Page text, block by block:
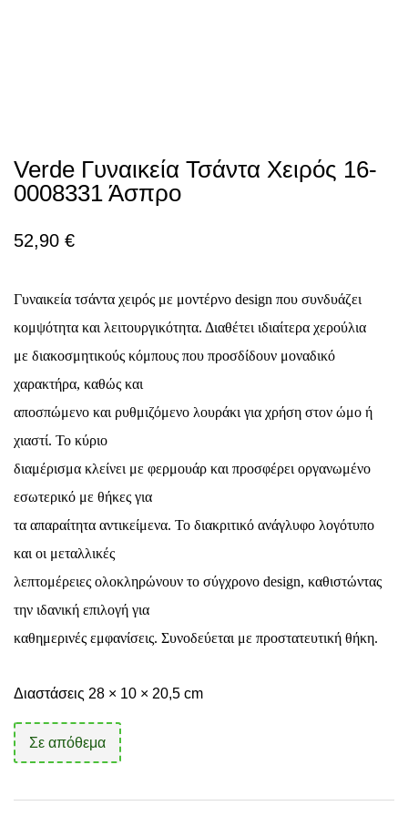
Verde Γυναικεία Τσάντα Χειρός 16-
0008331 Άσπρο
52,90 €
Γυναικεία τσάντα χειρός με μοντέρνο design που συνδυάζει
κομψότητα και λειτουργικότητα. Διαθέτει ιδιαίτερα χερούλια
με διακοσμητικούς κόμπους που προσδίδουν μοναδικό
χαρακτήρα, καθώς και
αποσπώμενο και ρυθμιζόμενο λουράκι για χρήση στον ώμο ή
χιαστί. Το κύριο
διαμέρισμα κλείνει με φερμουάρ και προσφέρει οργανωμένο
εσωτερικό με θήκες για
τα απαραίτητα αντικείμενα. Το διακριτικό ανάγλυφο λογότυπο
και οι μεταλλικές
λεπτομέρειες ολοκληρώνουν το σύγχρονο design, καθιστώντας
την ιδανική επιλογή για
καθημερινές εμφανίσεις. Συνοδεύεται με προστατευτική θήκη.
Διαστάσεις 28 × 10 × 20,5 cm
Σε απόθεμα